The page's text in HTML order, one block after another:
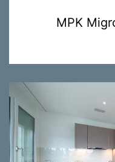
MPK